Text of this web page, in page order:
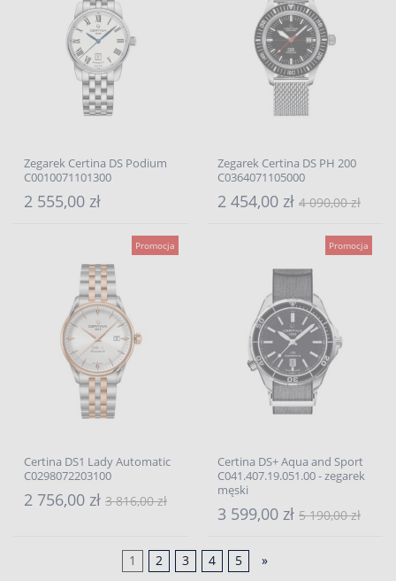
Zegarek Certina DS Podium
C0010071101300
2 555,00 zł
Zegarek Certina DS PH 200
C0364071105000
2 454,00 zł 4 090,00 zł
Promocja
Certina DS1 Lady Automatic
C0298072203100
2 756,00 zł 3 816,00 zł
Promocja
Certina DS+ Aqua and Sport
C041.407.19.051.00 - zegarek
męski
3 599,00 zł 5 190,00 zł
1 2 3 4 5 »